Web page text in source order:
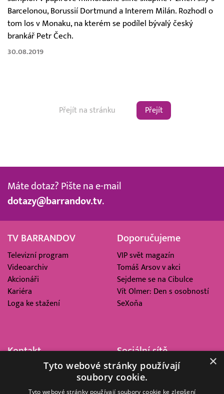
Barcelonou, Borussií Dortmund a Interem Milán. Rozhodl o
tom los v Monaku, na kterém se podílel bývalý český
brankář Petr Čech.
30.08.2019
Přejít
Máte dotaz? Pište na e-mail
dotazy@barrandov.tv.
TV BARRANDOV
Televizní program
Videoarchiv
Akcionáři
Kariéra
Loga ke stažení
Doporučujeme
VIP svět magazín
Tomáš Arsov v akci
Sejdeme se na Cibulce
Vít Olmer: Den s osobností
SeXoňa
Kontakt
Barrandov Televizní Studio,
Sociální sítě
×
Tyto webové stránky používají
soubory cookie.
Tyto webové stránky používají soubory cookie ke zlepšení